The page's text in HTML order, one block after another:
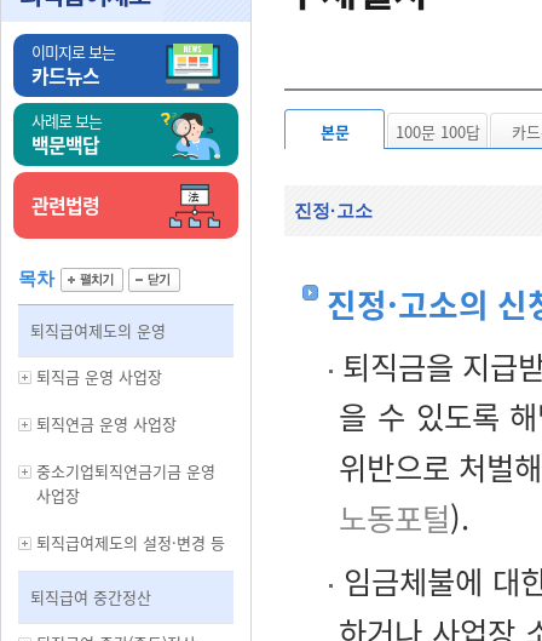
이미지로 보는
카드뉴스
사례로 보는
백문백답
관련법령
목차
퇴직급여제도의 운영
퇴직금 운영 사업장
퇴직연금 운영 사업장
중소기업퇴직연금기금 운영
사업장
퇴직급여제도의 설정·변경 등
퇴직급여 중간정산
본문 100문 100답 카
진정·고소
진정·고소의 신
퇴직금을 지급
을 수 있도록
위반으로 처벌
노동포털).
임금체불에 대
하거나 사업장